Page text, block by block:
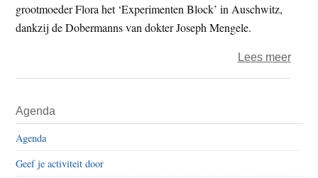
grootmoeder Flora het ‘Experimenten Block’ in Auschwitz,
dankzij de Dobermanns van dokter Joseph Mengele.
Lees meerover
Sidebar
Agenda
Agenda
Geef je activiteit door